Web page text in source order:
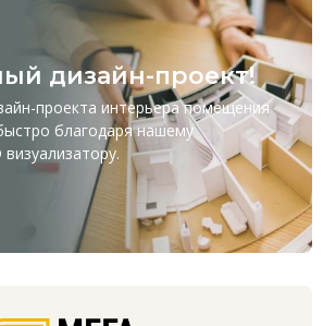
дизайн-проект!
проекта интерьера помещения
благодаря нашему
визуализатору.